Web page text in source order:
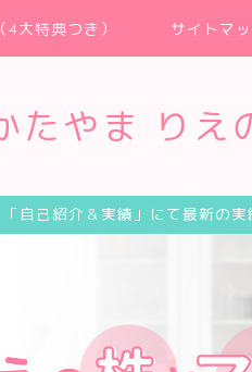
大特典つき） サイトマ
たやま りえ
「自己紹介＆実績」にて最新の実